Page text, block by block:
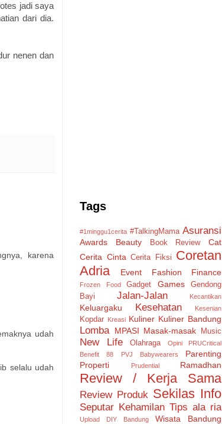
jadi saya
dari dia.
nenen dan
karena
udah
selalu udah
Tags
#1minggu1cerita #TalkingMama Asuransi
Awards Beauty Book Review
Cat
Cerita Cinta Cerita Fiksi
Coretan
Adria
Event Fashion Finance
Frozen Food Gadget Games
Gendong
Bayi
Jalan-Jalan Kecantikan
Keluargaku Kesehatan Kesenian
Kopdar Kreasi Kuliner Kuliner Bandung
Lomba MPASI Masak-masak Music
New Life Olahraga Opini
PRUCritical
Benefit 88
PVJ Babywearers
Parenting
Properti
Prudential Ramadhan
Review / Kerja Sama
Review Produk Sekilas Info
Seputar Kehamilan Tips ala ria
Upload DIY Bandung Wisata Bandung